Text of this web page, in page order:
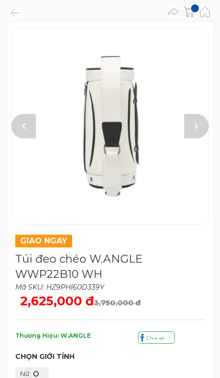
GIAO NGAY
Túi đeo chéo W.ANGLE
WWP22B10 WH
Mã SKU: HZ9PHI60D339Y
2,625,000 đ3,750,000 đ
Thương Hiệu: W.ANGLE Chia sẻ
CHỌN GIỚI TÍNH
Nữ